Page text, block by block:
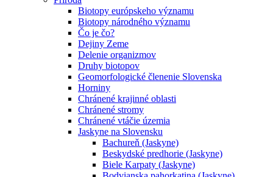
Biotopy európskeho významu
Biotopy národného významu
Čo je čo?
Dejiny Zeme
Delenie organizmov
Druhy biotopov
Geomorfologické členenie Slovenska
Horniny
Chránené krajinné oblasti
Chránené stromy
Chránené vtáčie územia
Jaskyne na Slovensku
Bachureň (Jaskyne)
Beskydské predhorie (Jaskyne)
Biele Karpaty (Jaskyne)